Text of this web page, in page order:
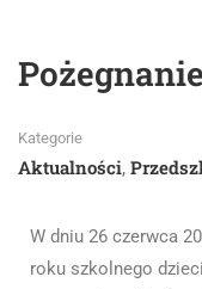
Kategorie
Aktualności,
W dniu 26 czerwca
roku szkolnego